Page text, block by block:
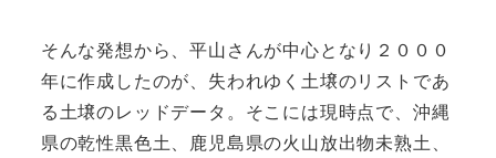
そんな発想から、平山さんが中心となり２０００
年に作成したのが、失われゆく土壌のリストであ
る土壌のレッドデータ。そこには現時点で、沖縄
県の乾性黒色土、鹿児島県の火山放出物未熟土、